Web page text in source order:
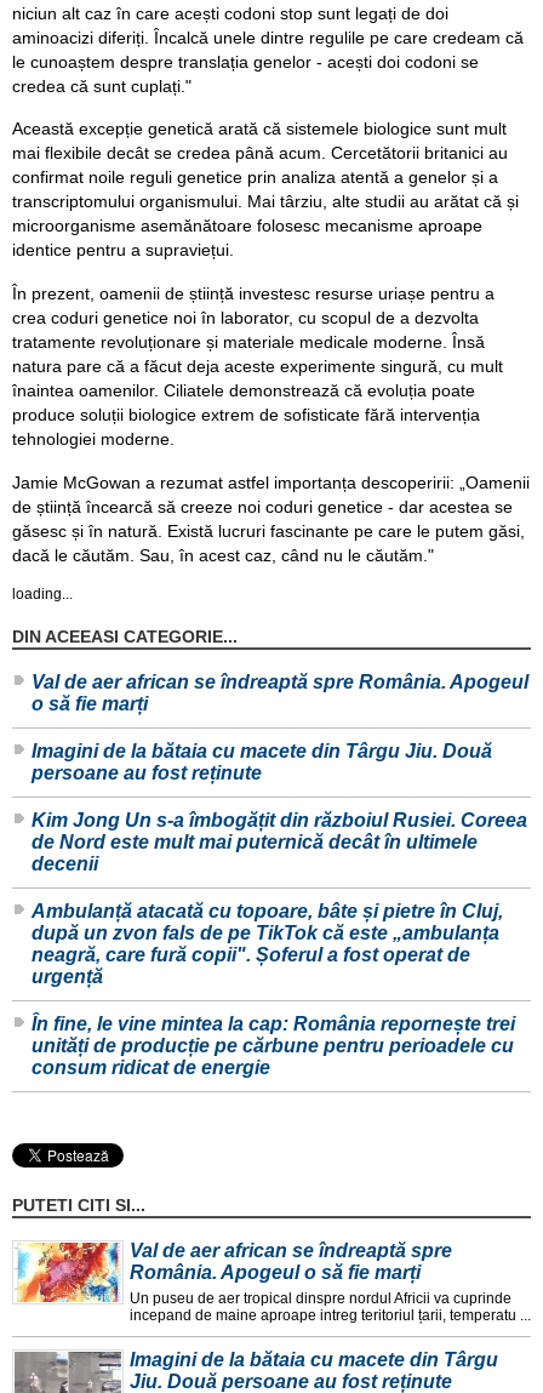
niciun alt caz în care acești codoni stop sunt legați de doi
aminoacizi diferiți. Încalcă unele dintre regulile pe care credeam că
le cunoaștem despre translația genelor - acești doi codoni se
credea că sunt cuplați."
Această excepție genetică arată că sistemele biologice sunt mult
mai flexibile decât se credea până acum. Cercetătorii britanici au
confirmat noile reguli genetice prin analiza atentă a genelor și a
transcriptomului organismului. Mai târziu, alte studii au arătat că și
microorganisme asemănătoare folosesc mecanisme aproape
identice pentru a supraviețui.
În prezent, oamenii de știință investesc resurse uriașe pentru a
crea coduri genetice noi în laborator, cu scopul de a dezvolta
tratamente revoluționare și materiale medicale moderne. Însă
natura pare că a făcut deja aceste experimente singură, cu mult
înaintea oamenilor. Ciliatele demonstrează că evoluția poate
produce soluții biologice extrem de sofisticate fără intervenția
tehnologiei moderne.
Jamie McGowan a rezumat astfel importanța descoperirii: „Oamenii
de știință încearcă să creeze noi coduri genetice - dar acestea se
găsesc și în natură. Există lucruri fascinante pe care le putem găsi,
dacă le căutăm. Sau, în acest caz, când nu le căutăm."
loading...
DIN ACEEASI CATEGORIE...
Val de aer african se îndreaptă spre România. Apogeul
o să fie marți
Imagini de la bătaia cu macete din Târgu Jiu. Două
persoane au fost reținute
Kim Jong Un s-a îmbogățit din războiul Rusiei. Coreea
de Nord este mult mai puternică decât în ultimele
decenii
Ambulanță atacată cu topoare, bâte și pietre în Cluj,
după un zvon fals de pe TikTok că este „ambulanța
neagră, care fură copii". Șoferul a fost operat de
urgență
În fine, le vine mintea la cap: România repornește trei
unități de producție pe cărbune pentru perioadele cu
consum ridicat de energie
PUTETI CITI SI...
Val de aer african se îndreaptă spre
România. Apogeul o să fie marți
Un puseu de aer tropical dinspre nordul Africii va cuprinde
incepand de maine aproape intreg teritoriul țarii, temperatu ...
Imagini de la bătaia cu macete din Târgu
Jiu. Două persoane au fost reținute